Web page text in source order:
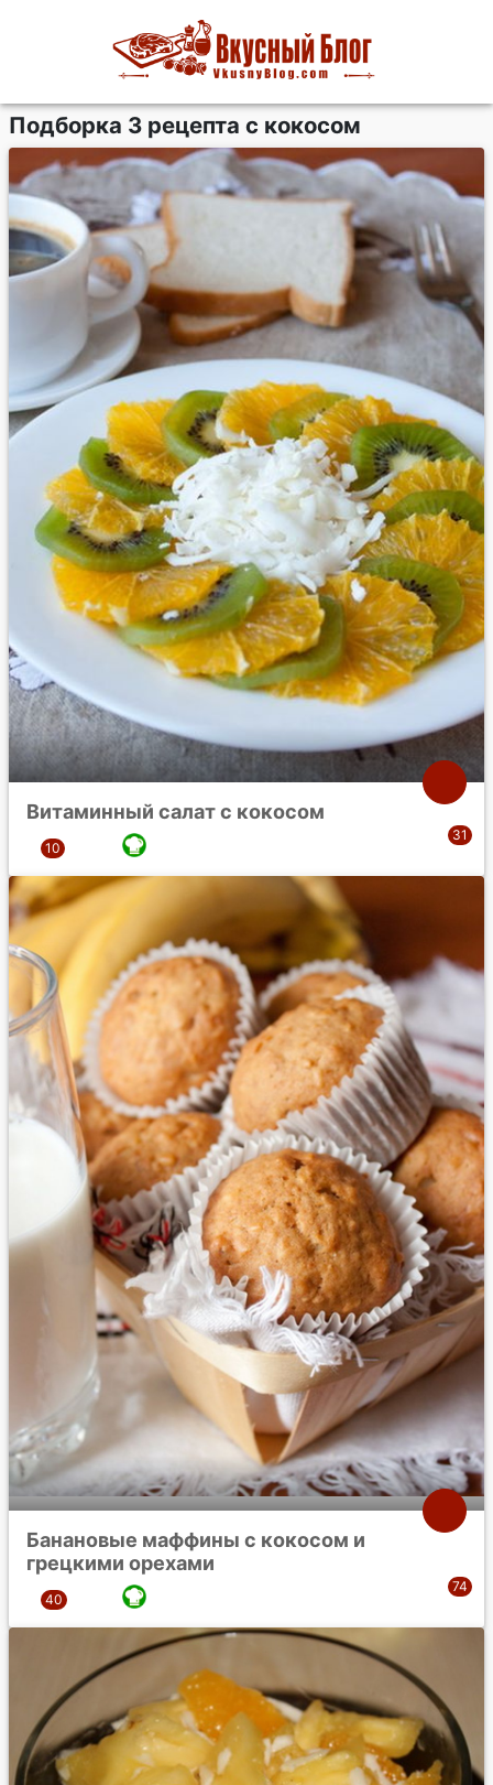
Подборка 3 рецепта с кокосом
Витаминный салат с кокосом
Банановые маффины с кокосом и
грецкими орехами